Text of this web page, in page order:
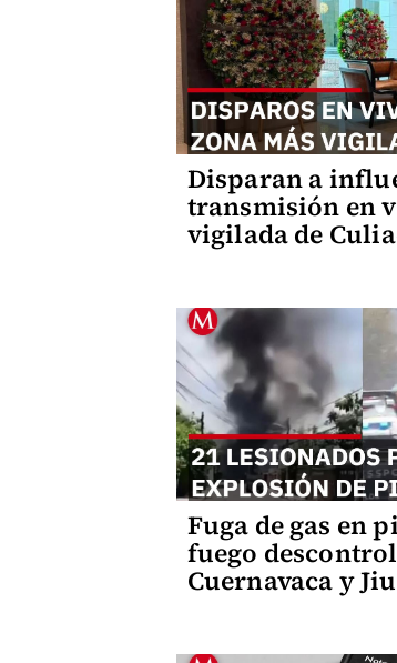
Disparan a
transmisión en
vigilada de
Fuga de gas en
fuego
Cuernavaca y